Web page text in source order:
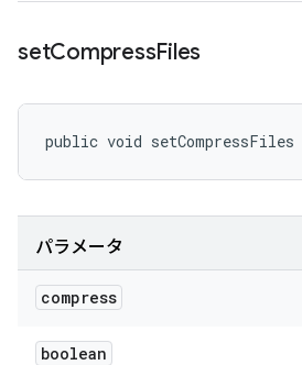
setCompressFiles
public void setCompressFiles
パラメータ
compress
boolean